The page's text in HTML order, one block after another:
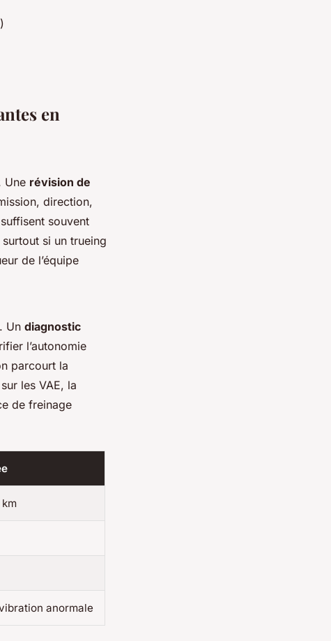
en
Une révision de
direction,
souvent
si un trueing
de l’équipe
Un diagnostic
l’autonomie
parcourt la
les VAE, la
de freinage
anormale